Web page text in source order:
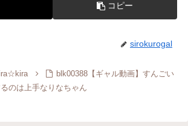
コピー
sirokurogal
blk00388【ギャル動画】すんごい
のは上手なりなちゃん